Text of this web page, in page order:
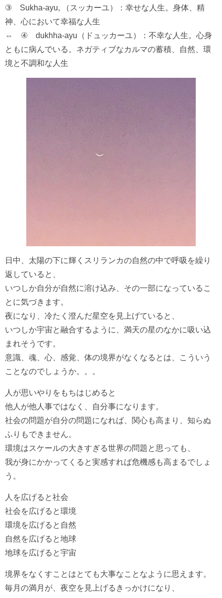
③ Sukha-ayu, （スッカーユ）：幸せな人生。身体、精
神、心において幸福な人生
⇔ ④ dukhha-ayu（ドュッカーユ）：不幸な人生。心身
ともに病んでいる。ネガティブなカルマの蓄積、自然、環
境と不調和な人生
日中、太陽の下に輝くスリランカの自然の中で呼吸を繰り
返していると、
いつしか自分が自然に溶け込み、その一部になっているこ
とに気づきます。
夜になり、冷たく澄んだ星空を見上げていると、
いつしか宇宙と融合するように、満天の星のなかに吸い込
まれそうです。
意識、魂、心、感覚、体の境界がなくなるとは、こういう
ことなのでしょうか。。。
人が思いやりをもちはじめると
他人が他人事ではなく、自分事になります。
社会の問題が自分の問題になれば、関心も高まり、知らぬ
ふりもできません。
環境はスケールの大きすぎる世界の問題と思っても、
我が身にかかってくると実感すれば危機感も高まるでしょ
う。
人を広げると社会
社会を広げると環境
環境を広げると自然
自然を広げると地球
地球を広げると宇宙
境界をなくすことはとても大事なことなように思えます。
毎月の満月が、夜空を見上げるきっかけになり、